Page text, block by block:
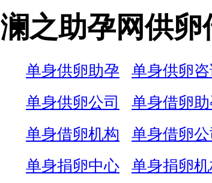
澜之助孕网供
单身供卵助孕 单身供卵咨
单身供卵公司
单身借卵
单身借卵机构
单身借卵公
单身捐卵中心
单身捐卵机